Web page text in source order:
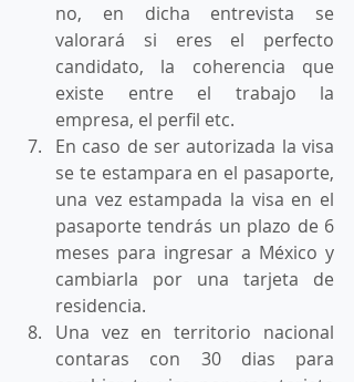
no, en dicha entrevista se
valorará si eres el perfecto
candidato, la coherencia que
existe entre el trabajo la
empresa, el perfil etc.
En caso de ser autorizada la visa
se te estampara en el pasaporte,
una vez estampada la visa en el
pasaporte tendrás un plazo de 6
meses para ingresar a México y
cambiarla por una tarjeta de
residencia.
Una vez en territorio nacional
contaras con 30 dias para